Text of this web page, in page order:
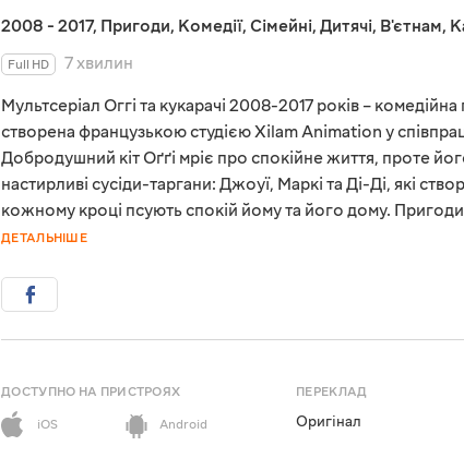
2008 - 2017, Пригоди, Комедії, Сімейні, Дитячі, В'єтнам,
Full HD
7 хвилин
Мультсеріал Оггі та кукарачі 2008-2017 років –
створена французькою студією Xilam Animation у
Добродушний кіт Оґґі мріє про спокійне життя, проте
настирливі сусіди-таргани: Джоуї, Маркі та Ді-Ді, які
кожному кроці псують спокій йому та його дому.
ДЕТАЛЬНІШЕ
ДОСТУПНО НА ПРИСТРОЯХ
iOS
Android
ПЕРЕКЛАД
Оригінал